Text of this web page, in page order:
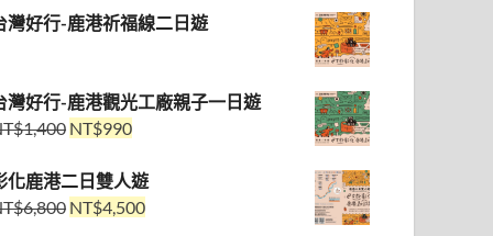
灣好行-鹿港祈福線二日遊
灣好行-鹿港觀光工廠親子一日遊
1,400 NT$990
化鹿港二日雙人遊
6,800 NT$4,500